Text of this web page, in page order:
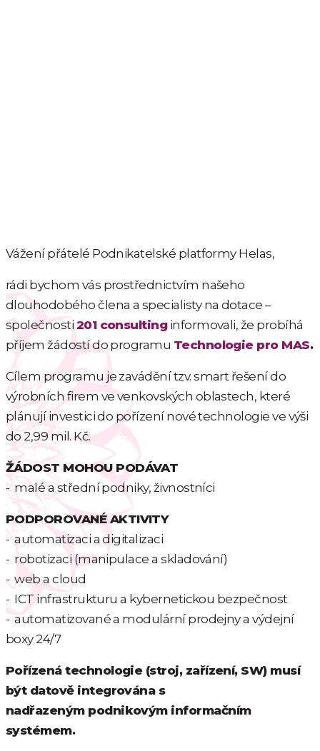
Vážení přátelé Podnikatelské platformy Helas,
rádi bychom vás prostřednictvím našeho
dlouhodobého člena a specialisty na dotace –
společnosti201 consultinginformovali, že probíhá
příjem žádostí do programu Technologie pro MAS.
Cílem programu je zavádění tzv. smart řešení do
výrobních firem ve venkovských oblastech, které
plánují investici do pořízení nové technologie ve výši
do 2,99 mil. Kč.
ŽÁDOST MOHOU PODÁVAT
- malé a střední podniky, živnostníci
PODPOROVANÉ AKTIVITY
- automatizaci a digitalizaci
- robotizaci (manipulace a skladování)
- web a cloud
- ICT infrastrukturu a kybernetickou bezpečnost
- automatizované a modulární prodejny a výdejní
boxy 24/7
Pořízená technologie (stroj, zařízení, SW) musí
být datově integrována s
nadřazeným podnikovým informačním
systémem.